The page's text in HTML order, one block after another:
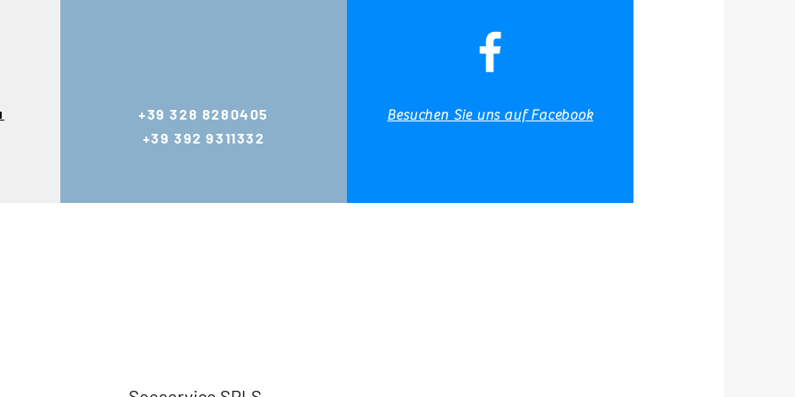
Galerie
+39 328 8280405
+39 392 9311332
Besuchen Sie uns auf Facebook